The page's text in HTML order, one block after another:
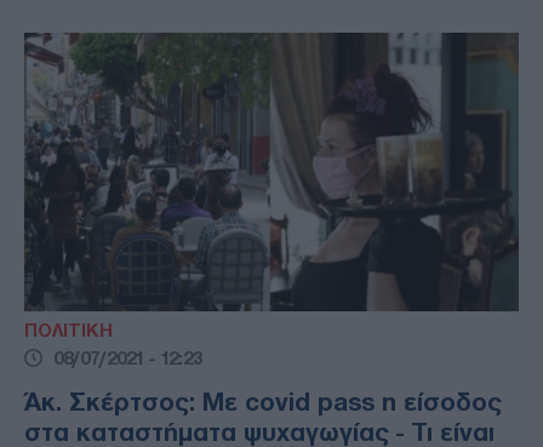
ΠΟΛΙΤΙΚΗ
08/07/2021 - 12:23
Άκ. Σκέρτσος: Με covid pass η είσοδος
στα καταστήματα ψυχαγωγίας - Τι είναι